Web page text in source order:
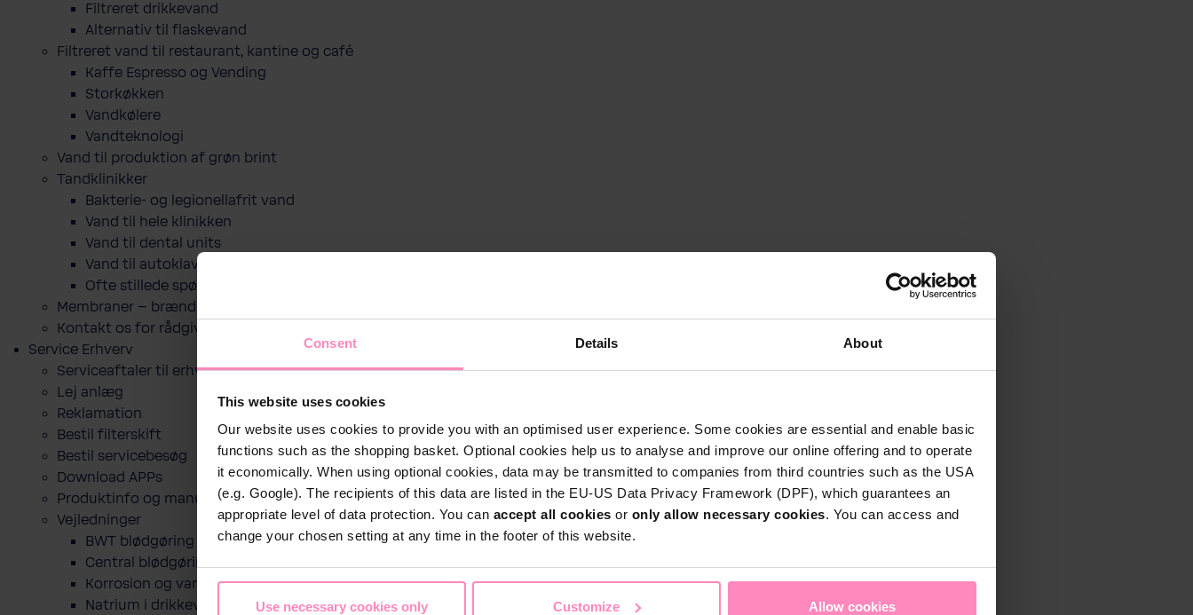
Consent Details About
This website uses cookies
Our website uses cookies to provide you with an optimised user experience. Some cookies are essential and enable basic
functions such as the shopping basket. Optional cookies help us to analyse and improve our online offering and to operate
it economically. When using optional cookies, data may be transmitted to companies from third countries such as the USA
(e.g. Google). The recipients of this data are listed in the EU-US Data Privacy Framework (DPF), which guarantees an
appropriate level of data protection. You can accept all cookies or only allow necessary cookies. You can access and
change your chosen setting at any time in the footer of this website.
Use necessary cookies only Customize Allow cookies
Filtreret drikkevand
Alternativ til flaskevand
Filtreret vand til restaurant, kantine og café
Kaffe Espresso og Vending
Storkøkken
Vandkølere
Vandteknologi
Vand til produktion af grøn brint
Tandklinikker
Bakterie-​ og legio­nel­lafrit vand
Vand til hele klinikken
Vand til dental units
Vand til autoklaver
Ofte stillede spørgsmål
Membraner – brændselscelle
Kontakt os for rådgivning
Service Erhverv
Serviceaftaler til erhverv
Lej anlæg
Reklamation
Bestil filterskift
Bestil servicebesøg
Download APPs
Produktinfo og manualer
Vejledninger
BWT blødgøring til drikkevand
Central blødgøring
Korro­sion og vand­kva­litet
Natrium i drikkevand og blødgøring